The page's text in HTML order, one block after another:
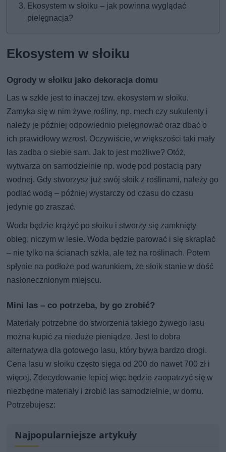
Ekosystem w słoiku – jak powinna wyglądać
pielęgnacja?
Ekosystem w słoiku
Ogrody w słoiku jako dekoracja domu
Las w szkle jest to inaczej tzw. ekosystem w słoiku.
Zamyka się w nim żywe rośliny, np. mech czy sukulenty i
należy je później odpowiednio pielęgnować oraz dbać o
ich prawidłowy wzrost. Oczywiście, w większości taki mały
las zadba o siebie sam. Jak to jest możliwe? Otóż,
wytwarza on samodzielnie np. wodę pod postacią pary
wodnej. Gdy stworzysz już swój słoik z roślinami, należy go
podlać wodą – później wystarczy od czasu do czasu
jedynie go zraszać.
Woda będzie krążyć po słoiku i stworzy się zamknięty
obieg, niczym w lesie. Woda będzie parować i się skraplać
– nie tylko na ścianach szkła, ale też na roślinach. Potem
spłynie na podłoże pod warunkiem, że słoik stanie w dość
nasłonecznionym miejscu.
Mini las – co potrzeba, by go zrobić?
Materiały potrzebne do stworzenia takiego żywego lasu
można kupić za nieduże pieniądze. Jest to dobra
alternatywa dla gotowego lasu, który bywa bardzo drogi.
Cena lasu w słoiku często sięga od 200 do nawet 700 zł i
więcej. Zdecydowanie lepiej więc będzie zaopatrzyć się w
niezbędne materiały i zrobić las samodzielnie, w domu.
Potrzebujesz:
Najpopularniejsze artykuły